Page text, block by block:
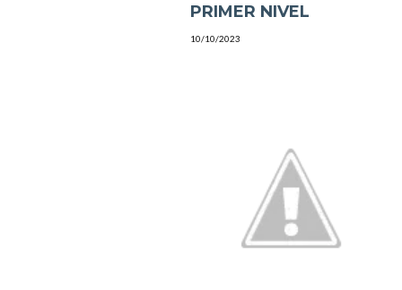
PRIMER NIVEL
10/10/2023